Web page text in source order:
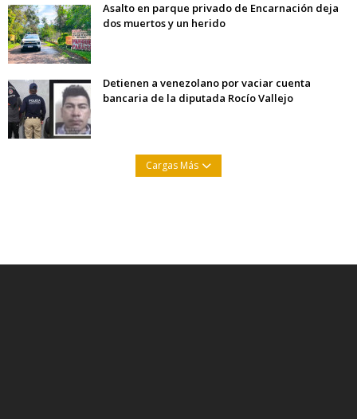
Asalto en parque privado de Encarnación deja
dos muertos y un herido
Detienen a venezolano por vaciar cuenta
bancaria de la diputada Rocío Vallejo
Cargas Más